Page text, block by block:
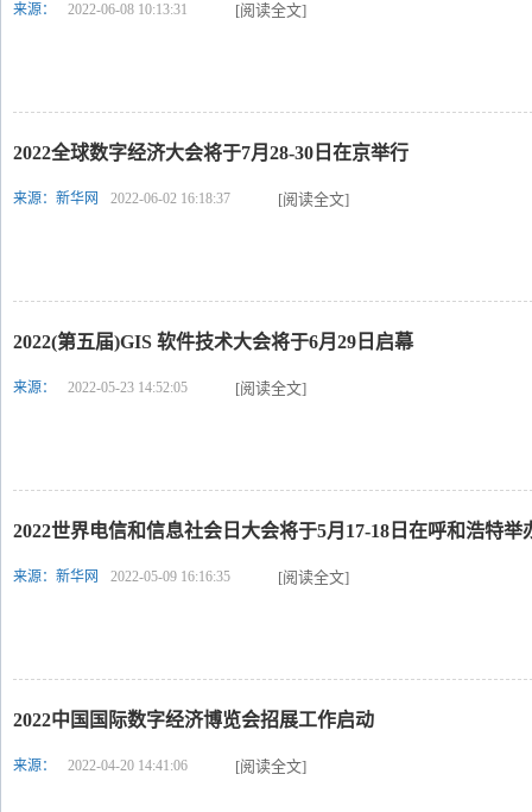
来源： 2022-06-08 10:13:31 [阅读全文]
2022全球数字经济大会将于7月28-30日在京举行
来源：新华网 2022-06-02 16:18:37 [阅读全文]
2022(第五届)GIS 软件技术大会将于6月29日启幕
来源： 2022-05-23 14:52:05 [阅读全文]
2022世界电信和信息社会日大会将于5月17-18日在呼和浩特举
来源：新华网 2022-05-09 16:16:35 [阅读全文]
2022中国国际数字经济博览会招展工作启动
来源： 2022-04-20 14:41:06 [阅读全文]